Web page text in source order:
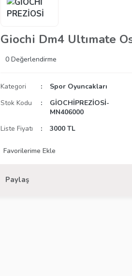
Giochi Dm4 Ultımate
0 Değerlendirme
Kategori Spor Oyuncakları
Stok Kodu
GİOCHİPREZİOSİ-
MN406000
Liste Fiyatı 3000 TL
Paylaş